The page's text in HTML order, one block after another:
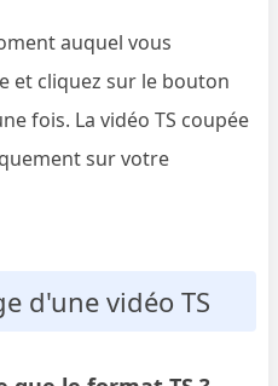
auquel vous
et cliquez sur le bouton
fois. La vidéo TS coupée
sur votre
d'une vidéo TS